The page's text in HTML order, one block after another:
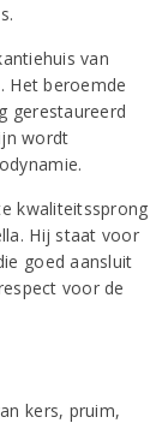
van
Het beroemde
gerestaureerd
wordt
kwaliteitssprong
Hij staat voor
goed aansluit
voor de
kers, pruim,